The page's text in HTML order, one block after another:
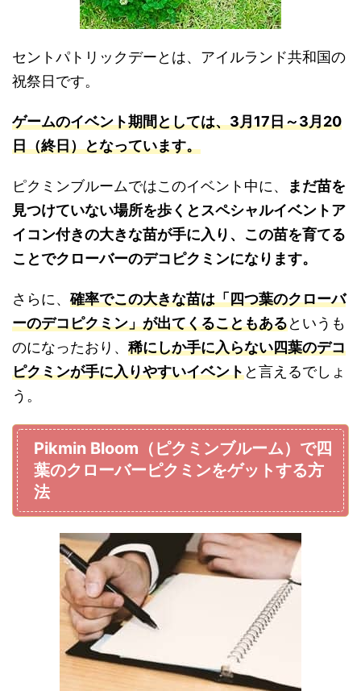
セントパトリックデーとは、アイルランド共和国の
祝祭日です。
ゲームのイベント期間としては、3月17日～3月20
日（終日）となっています。
ピクミンブルームではこのイベント中に、
まだ苗を
見つけていない場所を歩くとスペシャルイベントア
イコン付きの大きな苗が手に入り、この苗を育てる
ことでクローバーのデコピクミンになります。
さらに、確率でこの大きな苗は「四つ葉のクローバ
ーのデコピクミン」が出てくることもあるというも
のになったおり、 稀にしか手に入らない四葉のデコ
ピクミンが手に入りやすいイベントと言えるでしょ
う。
Pikmin Bloom（ピクミンブルーム）で四
葉のクローバーピクミンをゲットする方
法